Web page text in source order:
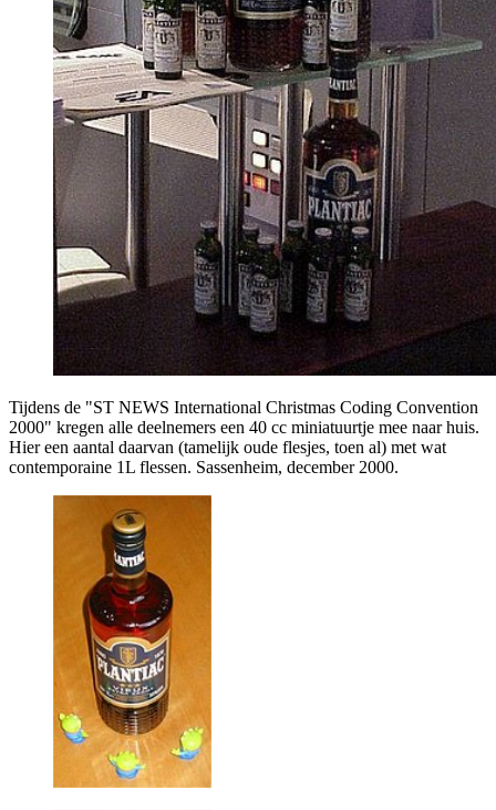
Tijdens de "ST NEWS International Christmas Coding Convention
2000" kregen alle deelnemers een 40 cc miniatuurtje mee naar huis.
Hier een aantal daarvan (tamelijk oude flesjes, toen al) met wat
contemporaine 1L flessen. Sassenheim, december 2000.